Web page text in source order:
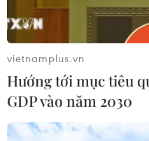
Techcom Life và cách
vệ sức khỏe của người
06/08/2026 03:40
vietnamplus.vn
Hướng tới mục tiêu
GDP vào năm 2030